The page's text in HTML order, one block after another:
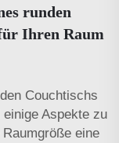
runden
Ihren Raum
Couchtischs
Aspekte zu
eine